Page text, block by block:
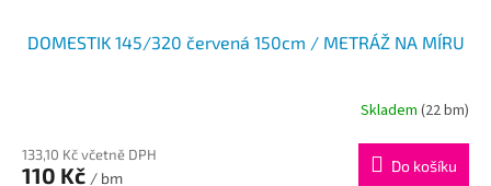
DOMESTIK 145/320 červená 150cm / METRÁŽ NA MÍRU
Skladem (22 bm)
133,10 Kč včetně DPH
110 Kč / bm
Do košíku